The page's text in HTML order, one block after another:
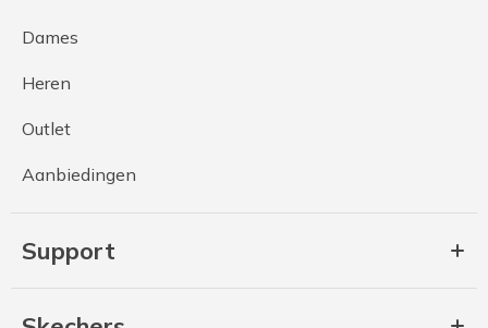
Dames
Heren
Outlet
Aanbiedingen
Support